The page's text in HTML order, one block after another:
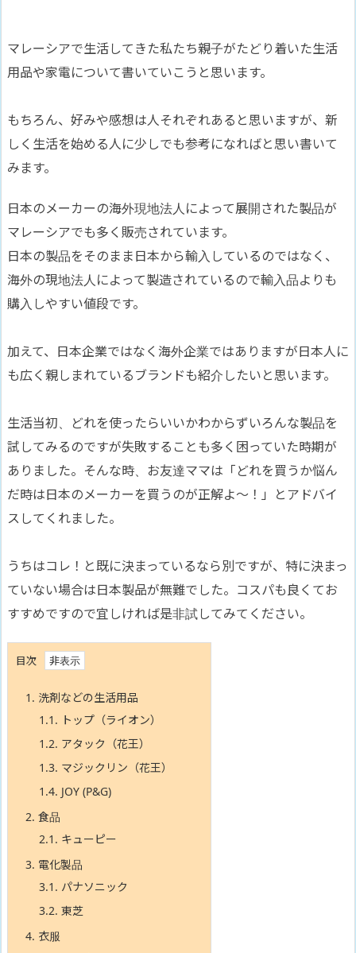
マレーシアで生活してきた私たち親子がたどり着いた生活
用品や家電について書いていこうと思います。
もちろん、好みや感想は人それぞれあると思いますが、新
しく生活を始める人に少しでも参考になればと思い書いて
みます。
日本のメーカーの海外現地法人によって展開された製品が
マレーシアでも多く販売されています。
日本の製品をそのまま日本から輸入しているのではなく、
海外の現地法人によって製造されているので輸入品よりも
購入しやすい値段です。
加えて、日本企業ではなく海外企業ではありますが日本人に
も広く親しまれているブランドも紹介したいと思います。
生活当初、どれを使ったらいいかわからずいろんな製品を
試してみるのですが失敗することも多く困っていた時期が
ありました。そんな時、お友達ママは「どれを買うか悩ん
だ時は日本のメーカーを買うのが正解よ〜！」とアドバイ
スしてくれました。
うちはコレ！と既に決まっているなら別ですが、特に決まっ
ていない場合は日本製品が無難でした。コスパも良くてお
すすめですので宜しければ是非試してみてください。
目次
1. 洗剤などの生活用品
1.1. トップ（ライオン）
1.2. アタック（花王）
1.3. マジックリン（花王）
1.4. JOY (P&G)
2. 食品
2.1. キューピー
3. 電化製品
3.1. パナソニック
3.2. 東芝
4. 衣服